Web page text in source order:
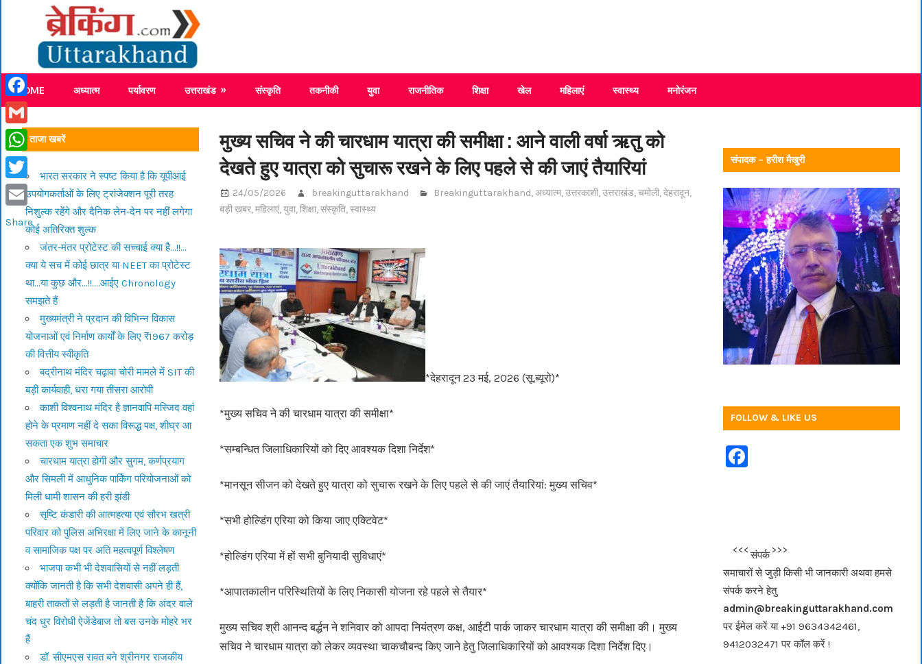
content
Breaking News Uttarakhand
HOME अध्यात्म पर्यावरण उत्तराखंड संस्कृति तकनीकी युवा राजनीतिक शिक्षा खेल महिलाएं स्वास्थ्य मनोरंजन
मुख्य सचिव ने की चारधाम यात्रा की समीक्षा : आने वाली वर्षा ऋतु को
देखते हुए यात्रा को सुचारू रखने के लिए पहले से की जाएं तैयारियां
24/05/2026 breakinguttarakhand Breakinguttarakhand,अध्यात्म,उत्तरकाशी,उत्तराखंड,चमोली,देहरादून,
बड़ी खबर,महिलाएं,युवा,शिक्षा,संस्कृति,स्वास्थ्य
*देहरादून 23 मई, 2026 (सू.ब्यूरो)*
*मुख्य सचिव ने की चारधाम यात्रा की समीक्षा*
*सम्बन्धित जिलाधिकारियों को दिए आवश्यक दिशा निर्देश*
*मानसून सीजन को देखते हुए यात्रा को सुचारू रखने के लिए पहले से की जाएं तैयारियां: मुख्य सचिव*
*सभी होल्डिंग एरिया को किया जाए एक्टिवेट*
*होल्डिंग एरिया में हों सभी बुनियादी सुविधाएं*
*आपातकालीन परिस्थितियों के लिए निकासी योजना रहे पहले से तैयार*
मुख्य सचिव श्री आनन्द बर्द्धन ने शनिवार को आपदा नियंत्रण कक्ष, आईटी पार्क जाकर चारधाम यात्रा की समीक्षा की। मुख्य
सचिव ने चारधाम यात्रा को लेकर व्यवस्था चाकचौबन्द किए जाने हेतु जिलाधिकारियों को आवश्यक दिशा निर्देश दिए।
ताजा खबरें
भारत सरकार ने स्पष्ट किया है कि यूपीआई
उपयोगकर्ताओं के लिए ट्रांजेक्शन पूरी तरह
निशुल्क रहेंगे और दैनिक लेन-देन पर नहीं लगेगा
कोई अतिरिक्त शुल्क
जंतर-मंतर प्रोटेस्ट की सच्चाई क्या है…!!…
क्या ये सच में कोई छात्र या NEET का प्रोटेस्ट
था…या कुछ और…!!….आईए Chronology
समझते हैं
मुख्यमंत्री ने प्रदान की विभिन्न विकास
योजनाओं एवं निर्माण कार्यों के लिए ₹1967 करोड़
की वित्तीय स्वीकृति
बद्रीनाथ मंदिर चढ़ावा चोरी मामले में SIT की
बड़ी कार्यवाही, धरा गया तीसरा आरोपी
काशी विश्वनाथ मंदिर है ज्ञानवापि मस्जिद वहां
होने के प्रमाण नहीं दे सका विरूद्ध पक्ष, शीघ्र आ
सकता एक शुभ समाचार
चारधाम यात्रा होगी और सुगम, कर्णप्रयाग
और सिमली में आधुनिक पार्किंग परियोजनाओं को
मिली धामी शासन की हरी झंडी
सृष्टि कंडारी की आत्महत्या एवं सौरभ खत्री
परिवार को पुलिस अभिरक्षा में लिए जाने के कानूनी
व सामाजिक पक्ष पर अति महत्वपूर्ण विश्लेषण
भाजपा कभी भी देशवासियों से नहीं लड़ती
क्योंकि जानती है कि सभी देशवासी अपने ही हैं,
बाहरी ताकतों से लड़ती है जानती है कि अंदर वाले
चंद धुर विरोधी ऐजेंडेबाज तो बस उनके मोहरे भर
हैं
डॉ. सीएमएस रावत बने श्रीनगर राजकीय
संपादक – हरीश मैखुरी
FOLLOW & LIKE US
F
b
o
o
k
<<<
संपर्क
>>>
समाचारों से जुड़ी किसी भी जानकारी अथवा हमसे
संपर्क करने हेतु
admin@breakinguttarakhand.com
पर ईमेल करें या +91 9634342461,
9412032471 पर कॉल करें !
Facebook
Gmail
WhatsApp
Twitter
Email
Share